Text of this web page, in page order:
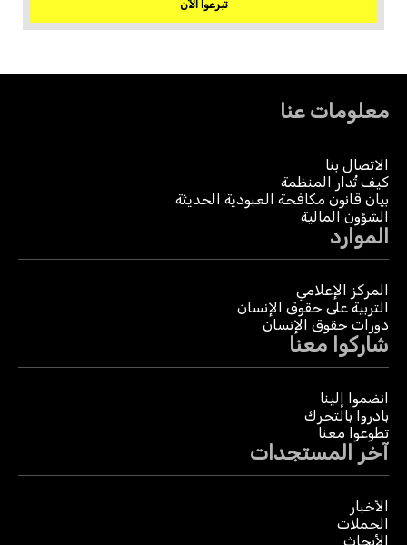
تبرعوا الآن
معلومات عنا
الاتصال بنا
كيف تُدار المنظمة
بيان قانون مكافحة العبودية الحديثة
الشؤون المالية
الموارد
المركز الإعلامي
التربية على حقوق الإنسان
دورات حقوق الإنسان
شاركوا معنا
انضموا إلينا
بادروا بالتحرك
تطوعوا معنا
آخر المستجدات
الأخبار
الحملات
الأبحاث